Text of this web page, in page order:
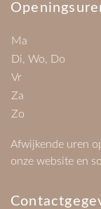
Ma
Di, Wo, Do
Vr
Za
Zo
Afwijkende uren
onze website en